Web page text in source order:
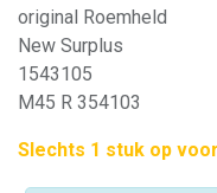
original Roemheld
New Surplus
1543105
M45 R 354103
Slechts 1 stuk op